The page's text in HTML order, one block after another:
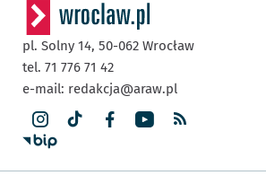
pl. Solny 14, 50-062 Wrocław
tel. 71 776 71 42
e-mail: redakcja@araw.pl